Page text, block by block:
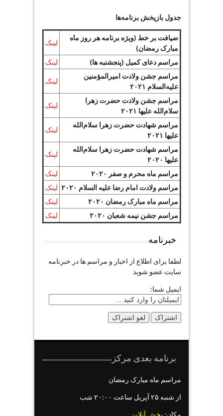
جدول بازپخش برنامه‌ها
ضیافت بر خط (ویژه برنامه هر روز ماه
مبارک رمضان)
لینک
مراسم دعای کمیل (پنجشنبه ها)
لینک
مراسم جشن ولادت امیرالمؤمنین
علیه‌السلام ۲۰۲۱
لینک
مراسم جشن ولادت حضرت زهرا
سلام‌الله علیها ۲۰۲۱
لینک
مراسم شهادت حضرت زهرا سلام‌الله
علیها ۲۰۲۱
لینک
مراسم شهادت حضرت زهرا سلام‌الله
علیها ۲۰۲۰
لینک
مراسم ماه محرم و صفر ۲۰۲۰
لینک
مراسم ولادت امام رضا علیه السلام ۲۰۲۰
لینک
مراسم ماه مبارک رمضان ۲۰۲۰
لینک
مراسم جشن نیمه شعبان ۲۰۲۰
لینک
خبرنامه
لطفا برای اطلاع از اخبار و مراسم ها در خبرنامه
سایت عضو شوید
ایمیل شما:
برنامه بعدی مرکز
مراسم ماه مبارک رمضان
از شنبه ۲۵ آپریل ساعت ۲۰:۰۰ شب